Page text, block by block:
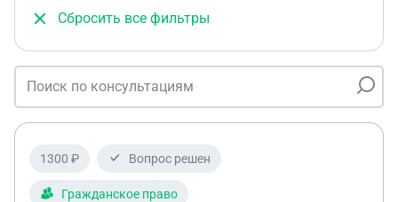
Сбросить все фильтры
1300 ₽ Вопрос решен
Гражданское право